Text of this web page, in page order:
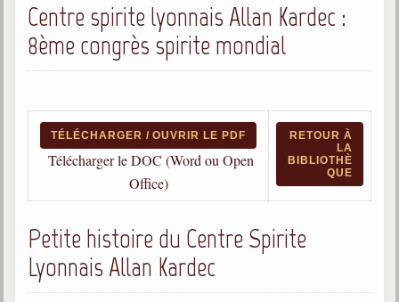
Plan d'accès
Spiritisme
Les bases du spiritisme
Historique
La doctrine d'Allan Kardec
But des manifestations spirites
Esprits
Centre spirite lyonnais Allan Kardec :
8ème congrès spirite mondial
TÉLÉCHARGER / OUVRIR LE PDF
Télécharger le DOC (Word ou Open
Office)
RETOUR À
LA
BIBLIOTHÈ
QUE
Petite histoire du Centre Spirite
Lyonnais Allan Kardec